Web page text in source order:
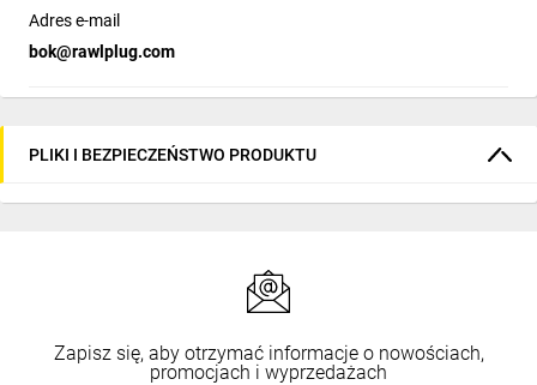
Tryb Auto Stop Control ASC, odcięcia momentu obrotowego,
zapobiega uszkodzeniom powierzchni podłoża podczas
Gumowana, profilowana rękojeść zwiększa pewność chwytu
Zastosowanie
Deskowanie dachów
Adres e-mail
bok@rawlplug.com
PLIKI I BEZPIECZEŃSTWO PRODUKTU
Zapisz się, aby otrzymać informacje o nowościach,
promocjach i wyprzedażach